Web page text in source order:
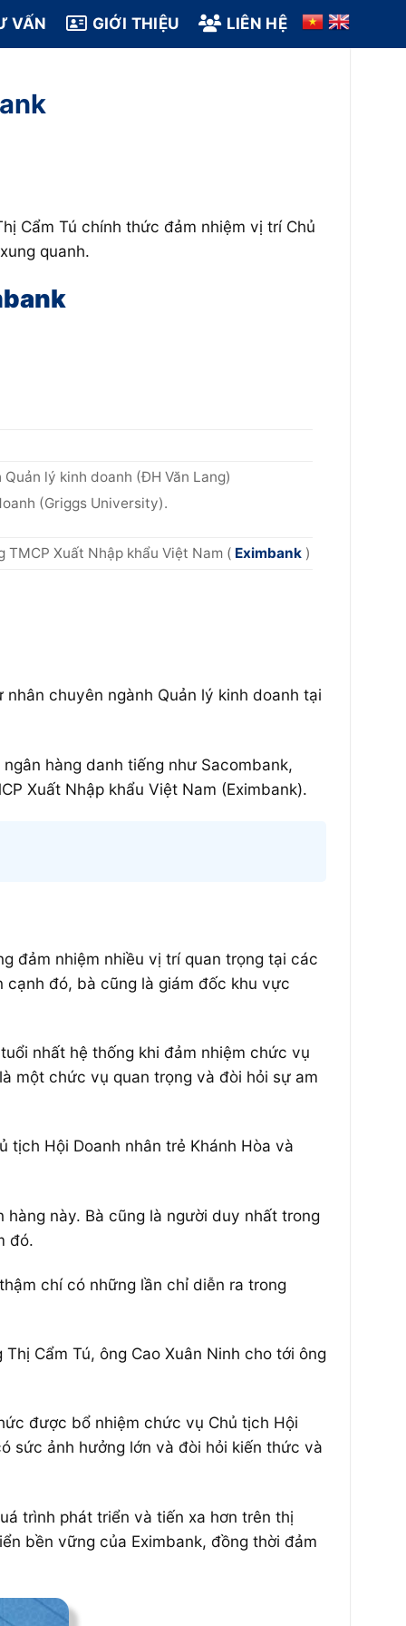
VẤN GIỚI THIỆU LIÊN HỆ
Cẩm Tú chính thức đảm nhiệm vị trí Chủ
quanh.
lý kinh doanh (ĐH Văn Lang)
(Griggs University).
TMCP Xuất Nhập khẩu Việt Nam ( Eximbank )
chuyên ngành Quản lý kinh doanh tại
hàng danh tiếng như Sacombank,
Xuất Nhập khẩu Việt Nam (Eximbank).
đảm nhiệm nhiều vị trí quan trọng tại các
cạnh đó, bà cũng là giám đốc khu vực
nhất hệ thống khi đảm nhiệm chức vụ
một chức vụ quan trọng và đòi hỏi sự am
tịch Hội Doanh nhân trẻ Khánh Hòa và
này. Bà cũng là người duy nhất trong
đó.
chí có những lần chỉ diễn ra trong
Cẩm Tú, ông Cao Xuân Ninh cho tới ông
được bổ nhiệm chức vụ Chủ tịch Hội
sức ảnh hưởng lớn và đòi hỏi kiến thức và
trình phát triển và tiến xa hơn trên thị
bền vững của Eximbank, đồng thời đảm